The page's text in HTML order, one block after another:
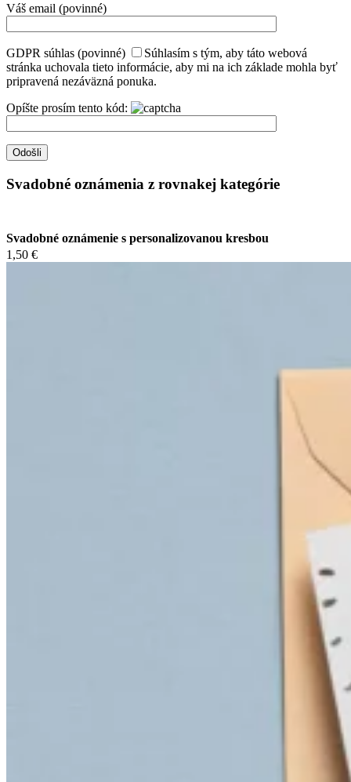
Váš email (povinné)
GDPR súhlas (povinné)
Súhlasím s tým, aby táto webová
stránka uchovala tieto informácie, aby mi na ich základe mohla byť
pripravená nezáväzná ponuka.
Opíšte prosím tento kód:
Svadobné oznámenia z rovnakej kategórie
Svadobné oznámenie s personalizovanou kresbou
1,50 €